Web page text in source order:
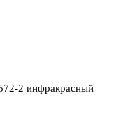
2 инфракрасный